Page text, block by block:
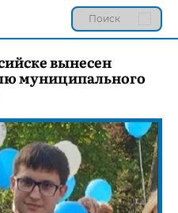
вынесен
муниципального